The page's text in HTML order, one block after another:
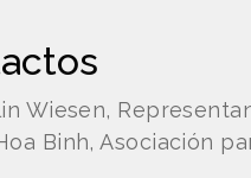
Wiesen,
Binh, Asociación